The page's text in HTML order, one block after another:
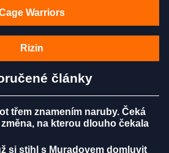
Warriors
Rizin
články
třem znamením naruby. Čeká
na kterou dlouho čekala
si stihl s Muradovem domluvit